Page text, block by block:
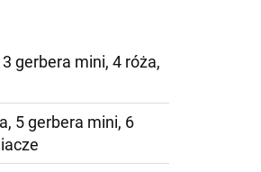
gerbera mini, 4 róża,
5 gerbera mini, 6